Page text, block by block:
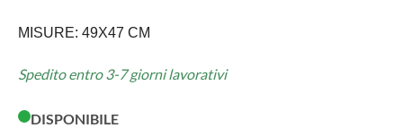
MISURE: 49X47 CM
Spedito entro 3-7 giorni lavorativi
DISPONIBILE